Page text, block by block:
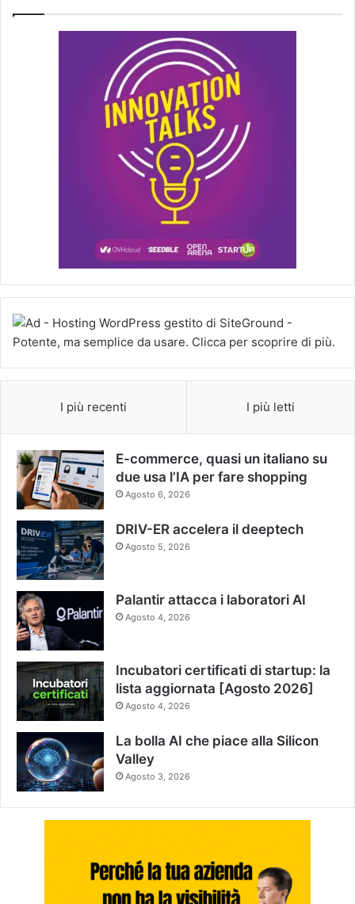
I più recenti I più letti
E-commerce, quasi un italiano su
due usa l’IA per fare shopping
Agosto 6, 2026
DRIV-ER accelera il deeptech
Agosto 5, 2026
Palantir attacca i laboratori AI
Agosto 4, 2026
Incubatori certificati di startup: la
lista aggiornata [Agosto 2026]
Agosto 4, 2026
La bolla AI che piace alla Silicon
Valley
Agosto 3, 2026